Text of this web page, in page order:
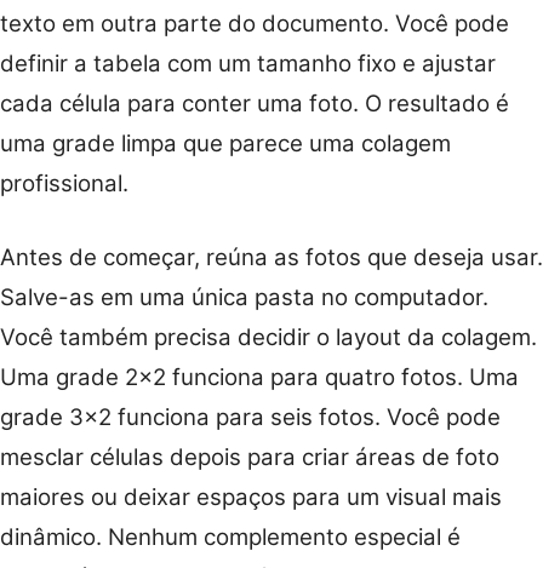
texto em outra parte do documento. Você pode
definir a tabela com um tamanho fixo e ajustar
cada célula para conter uma foto. O resultado é
uma grade limpa que parece uma colagem
profissional.
Antes de começar, reúna as fotos que deseja usar.
Salve-as em uma única pasta no computador.
Você também precisa decidir o layout da colagem.
Uma grade 2×2 funciona para quatro fotos. Uma
grade 3×2 funciona para seis fotos. Você pode
mesclar células depois para criar áreas de foto
maiores ou deixar espaços para um visual mais
dinâmico. Nenhum complemento especial é